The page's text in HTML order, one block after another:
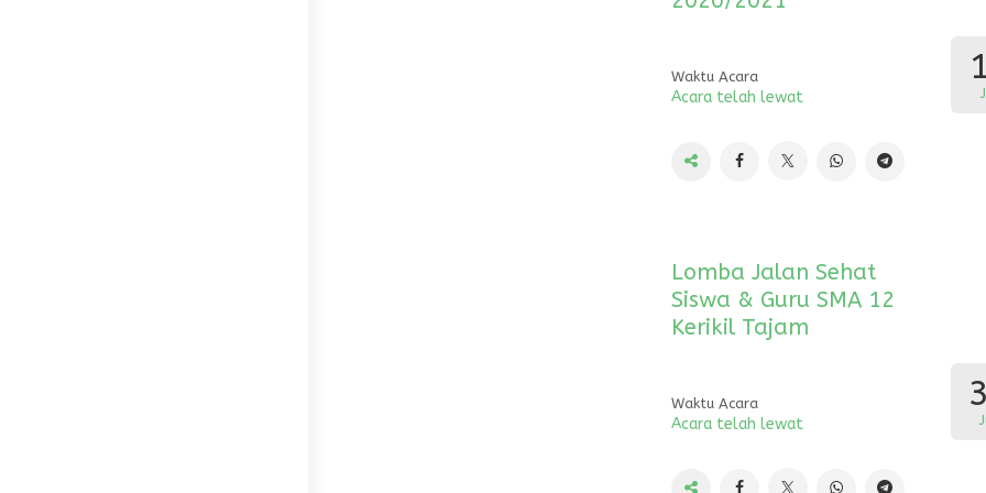
Waktu Acara
Acara telah lewat
Lomba Jalan Sehat
Siswa & Guru SMA 12
Kerikil Tajam
Waktu Acara
Acara telah lewat